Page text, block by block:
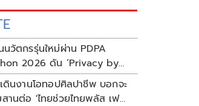
วัตกรรุ่นใหม่ผ่าน PDPA
2026 ดัน ‘Privacy by
all’ สู่โซลูชันคุ้มครอง
นบุคคลที่ใช้ได้จริง
ดินงานโอทอปศิลปาชีพ บอกจะ
านต่อ 'ไทยช่วยไทยพลัส เฟส